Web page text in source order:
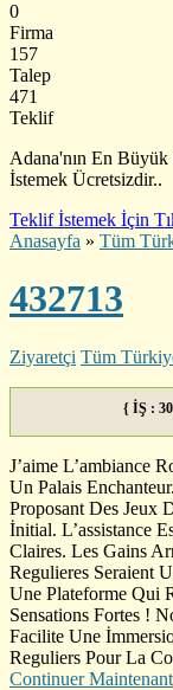
0
Firma
157
Talep
471
Teklif
Adana'nın En
İstemek Ücretsizdir..
Teklif İstemek İçin
Anasayfa » Tüm
432713
Ziyaretçi Tüm
{ İŞ :
J’aime L’ambiance
Un Palais
Proposant Des Jeux
İnitial. L’assistance
Claires. Les Gains
Regulieres Seraient
Une Plateforme Qui
Sensations Fortes !
Facilite Une
Reguliers Pour La
Continuer Maintenant